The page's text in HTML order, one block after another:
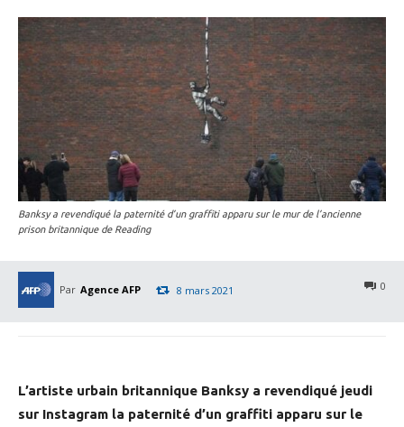
Banksy a revendiqué la paternité d’un graffiti apparu sur le mur de l’ancienne
prison britannique de Reading
Par Agence AFP 0
8 mars 2021
L’artiste urbain britannique Banksy a revendiqué jeudi
sur Instagram la paternité d’un graffiti apparu sur le